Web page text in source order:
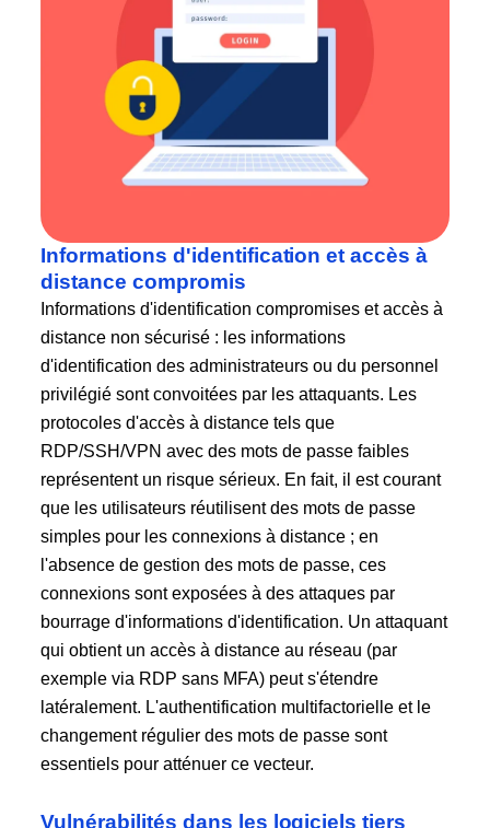
Informations d'identification et accès à
distance compromis
Informations d'identification compromises et accès à
distance non sécurisé : les informations
d'identification des administrateurs ou du personnel
privilégié sont convoitées par les attaquants. Les
protocoles d'accès à distance tels que
RDP/SSH/VPN avec des mots de passe faibles
représentent un risque sérieux. En fait, il est courant
que les utilisateurs réutilisent des mots de passe
simples pour les connexions à distance ; en
l'absence de gestion des mots de passe, ces
connexions sont exposées à des attaques par
bourrage d'informations d'identification. Un attaquant
qui obtient un accès à distance au réseau (par
exemple via RDP sans MFA) peut s'étendre
latéralement. L'authentification multifactorielle et le
changement régulier des mots de passe sont
essentiels pour atténuer ce vecteur.
Vulnérabilités dans les logiciels tiers